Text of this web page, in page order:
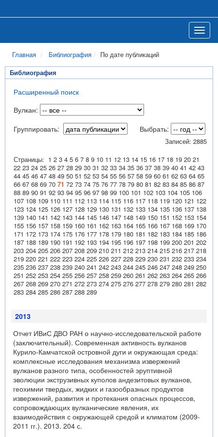
Главная Библиография По дате публикаций
Библиография
Расширенный поиск
Вулкан:
Группировать:
Выбрать:
Записей: 2885
Страницы: 1 2 3 4 5 6 7 8 9 10 11 12 13 14 15 16 17 18 19 20 21
22 23 24 25 26 27 28 29 30 31 32 33 34 35 36 37 38 39 40 41 42 43
44 45 46 47 48 49 50 51 52 53 54 55 56 57 58 59 60 61 62 63 64 65
66 67 68 69 70 71 72 73 74 75 76 77 78 79 80 81 82 83 84 85 86 87
88 89 90 91 92 93 94 95 96 97 98 99 100 101 102 103 104 105 106
107 108 109 110 111 112 113 114 115 116 117 118 119 120 121 122
123 124 125 126 127 128 129 130 131 132 133 134 135 136 137 138
139 140 141 142 143 144 145 146 147 148 149 150 151 152 153 154
155 156 157 158 159 160 161 162 163 164 165 166 167 168 169 170
171 172 173 174 175 176 177 178 179 180 181 182 183 184 185 186
187 188 189 190 191 192 193 194 195 196 197 198 199 200 201 202
203 204 205 206 207 208 209 210 211 212 213 214 215 216 217 218
219 220 221 222 223 224 225 226 227 228 229 230 231 232 233 234
235 236 237 238 239 240 241 242 243 244 245 246 247 248 249 250
251 252 253 254 255 256 257 258 259 260 261 262 263 264 265 266
267 268 269 270 271 272 273 274 275 276 277 278 279 280 281 282
283 284 285 286 287 288 289
2013
Отчет ИВиС ДВО РАН о научно-исследовательской работе
(заключительный). Современная активность вулканов
Курило-Камчатской островной дуги и окружающая среда:
комплексные исследования механизма извержений
вулканов разного типа, особенностей эруптивной
эволюции экструзивных куполов андезитовых вулканов,
геохимии твердых, жидких и газообразных продуктов
извержений, развития и протекания опасных процессов,
сопровождающих вулканические явления, их
взаимодействия с окружающей средой и климатом (2009-
2011 гг.). 2013. 204 с.